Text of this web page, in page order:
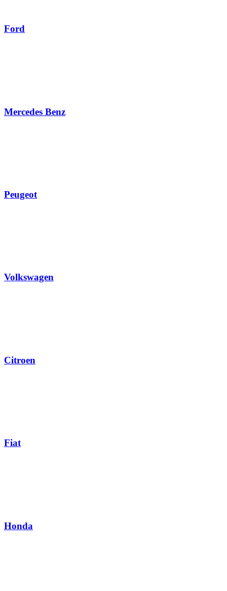
Ford
Mercedes Benz
Peugeot
Volkswagen
Citroen
Fiat
Honda